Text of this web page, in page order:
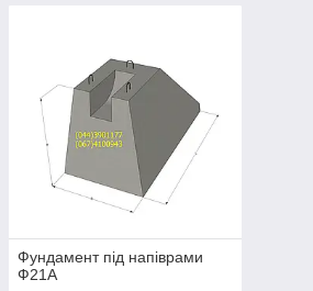
Фундамент під напіврами
Ф21А